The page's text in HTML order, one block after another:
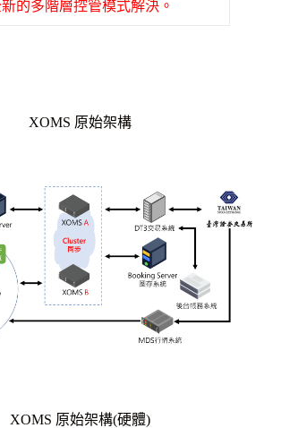
的多階層控管模式解決。
XOMS 原始架構
XOMS 原始架構(硬體)